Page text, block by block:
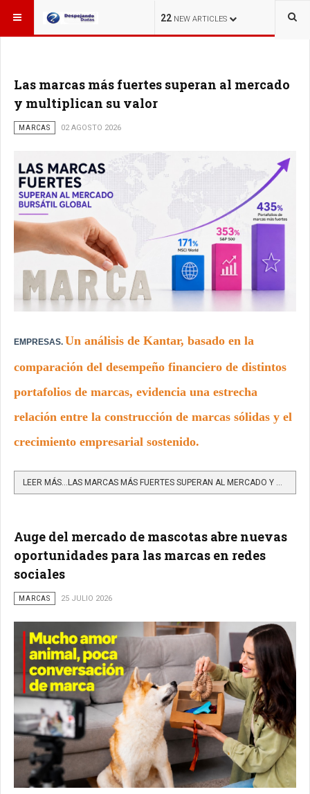
22 NEW ARTICLES
ESTÁ AQUÍ:
Las marcas más fuertes superan al mercado
y multiplican su valor
MARCAS 02 AGOSTO 2026
EMPRESAS. Un análisis de Kantar, basado en la
comparación del desempeño financiero de distintos
portafolios de marcas, evidencia una estrecha
relación entre la construcción de marcas sólidas y el
crecimiento empresarial sostenido.
Auge del mercado de mascotas abre nuevas
oportunidades para las marcas en redes
sociales
MARCAS 25 JULIO 2026